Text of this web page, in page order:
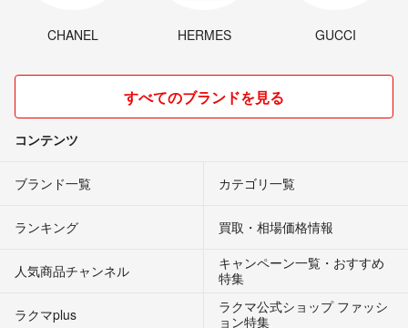
CHANEL HERMES GUCCI
すべてのブランドを見る
コンテンツ
ブランド一覧 カテゴリ一覧
ランキング 買取・相場価格情報
人気商品チャンネル
キャンペーン一覧・おすすめ
特集
ラクマplus
ラクマ公式ショップ ファッシ
ョン特集